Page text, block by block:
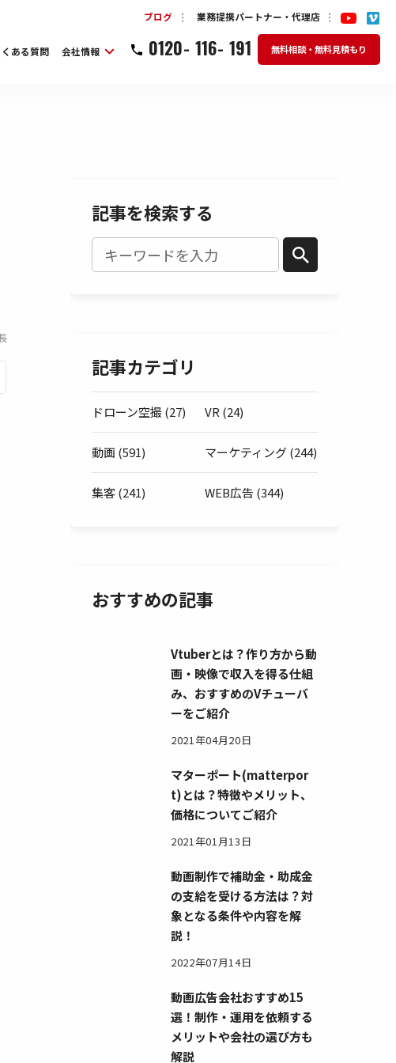
くある質問 会社情報
ブログ 業務提携パートナー・代理店
0120- 116- 191 無料相談・無料見積もり
記事を検索する
記事カテゴリ
ドローン空撮 (27) VR (24)
動画 (591) マーケティング (244)
集客 (241) WEB広告 (344)
おすすめの記事
Vtuberとは？作り方から動
画・映像で収入を得る仕組
み、おすすめのVチューバ
ーをご紹介
2021年04月20日
マターポート(matterpor
t)とは？特徴やメリット、
価格についてご紹介
2021年01月13日
動画制作で補助金・助成金
の支給を受ける方法は？対
象となる条件や内容を解
説！
2022年07月14日
動画広告会社おすすめ15
選！制作・運用を依頼する
メリットや会社の選び方も
解説